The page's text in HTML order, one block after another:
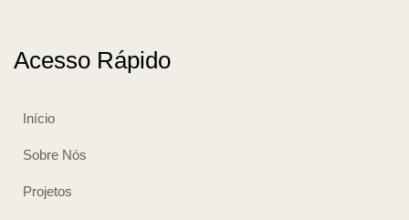
Acesso Rápido
Início
Sobre Nós
Projetos